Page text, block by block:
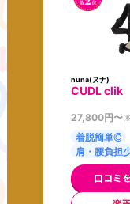
nuna(ヌナ)
CUDL clik
27,800円〜(
着脱簡単◎
肩・腰負担
口コミ